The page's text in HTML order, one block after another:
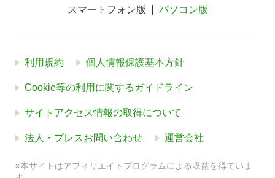
スマートフォン版 パソコン版
利用規約 個人情報保護基本方針
Cookie等の利用に関するガイドライン
サイトアクセス情報の取得について
法人・プレスお問い合わせ 運営会社
※本サイトはアフィリエイトプログラムによる収益を得ていま